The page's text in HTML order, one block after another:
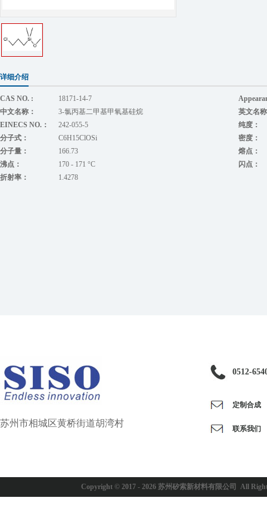
详细介绍
CAS NO. : 18171-14-7
中文名称：
3-氯丙基二甲基甲氧基硅烷
英文名
EINECS NO.：
242-055-5
纯度：
分子式：
C6H15ClOSi
密度：
分子量：
166.73
熔点：
沸点：
170 - 171 °C
闪点：
折射率：
1.4278
苏州市相城区黄桥街道胡湾村
0512-
定制合成
联系我们
Copyright © 2017 -2026苏州矽索新材料有限公司 All